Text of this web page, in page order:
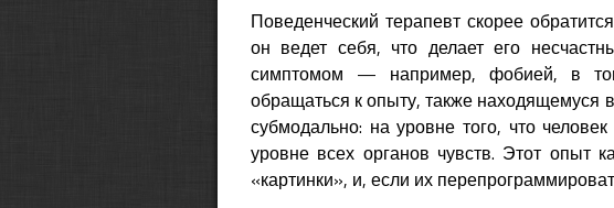
Поведенческий терапевт скорее
он ведет себя, что делает его
симптомом — например, фобией, в
обращаться к опыту, также находящемуся
субмодально: на уровне того, что
уровне всех органов чувств. Этот опыт
«картинки», и, если их